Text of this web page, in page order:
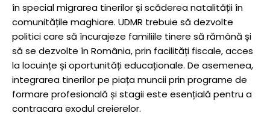
în special migrarea tinerilor și scăderea natalității în
comunitățile maghiare. UDMR trebuie să dezvolte
politici care să încurajeze familiile tinere să rămână și
să se dezvolte în România, prin facilități fiscale, acces
la locuințe și oportunități educaționale. De asemenea,
integrarea tinerilor pe piața muncii prin programe de
formare profesională și stagii este esențială pentru a
contracara exodul creierelor.